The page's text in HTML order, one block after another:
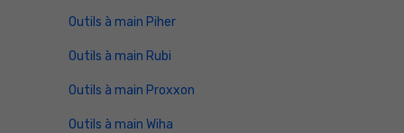
Outils à main Piher
Outils à main Rubi
Outils à main Proxxon
Outils à main Wiha